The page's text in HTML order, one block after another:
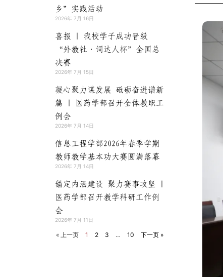
乡”实践活动
2026年 7月 16日
喜报 | 我校学子成功晋级
“外教社·词达人杯”全国总
决赛
2026年 7月 15日
凝心聚力谋发展 砥砺奋进谱新
篇 | 医药学部召开全体教职工
例会
2026年 7月 14日
信息工程学部2026年春季学期
教师教学基本功大赛圆满落幕
2026年 7月 14日
锚定内涵建设 聚力赛事攻坚 |
医药学部召开教学科研工作例
会
2026年 7月 11日
« 上一页 1 2 3 … 10 下一页 »